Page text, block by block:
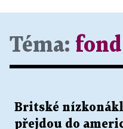
Téma: fond
Britské
přejdou do